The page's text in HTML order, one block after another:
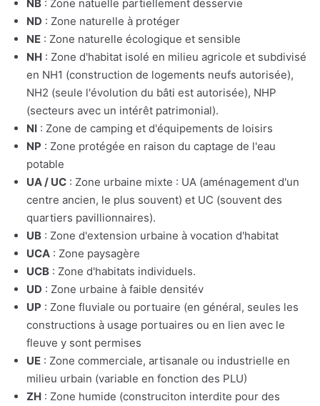
NB : Zone natuelle partiellement desservie
ND : Zone naturelle à protéger
NE : Zone naturelle écologique et sensible
NH : Zone d'habitat isolé en milieu agricole et subdivisé
en NH1 (construction de logements neufs autorisée),
NH2 (seule l'évolution du bâti est autorisée), NHP
(secteurs avec un intérêt patrimonial).
NI : Zone de camping et d'équipements de loisirs
NP : Zone protégée en raison du captage de l'eau
potable
UA / UC : Zone urbaine mixte : UA (aménagement d'un
centre ancien, le plus souvent) et UC (souvent des
quartiers pavillionnaires).
UB : Zone d'extension urbaine à vocation d'habitat
UCA : Zone paysagère
UCB : Zone d'habitats individuels.
UD : Zone urbaine à faible densitév
UP : Zone fluviale ou portuaire (en général, seules les
constructions à usage portuaires ou en lien avec le
fleuve y sont permises
UE : Zone commerciale, artisanale ou industrielle en
milieu urbain (variable en fonction des PLU)
ZH : Zone humide (construciton interdite pour des